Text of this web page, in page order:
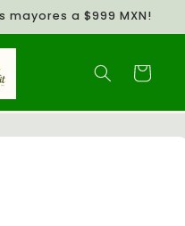
mayores a $999 MXN!
Carrito